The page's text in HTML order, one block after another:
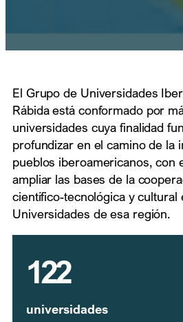
El Grupo de Universidades
Rábida está conformado por
universidades cuya finalidad
profundizar en el camino de la
pueblos iberoamericanos, con
ampliar las bases de la
científico-tecnológica y cultural
Universidades de esa región.
122
universidades